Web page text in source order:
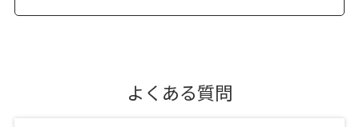
よくある質問